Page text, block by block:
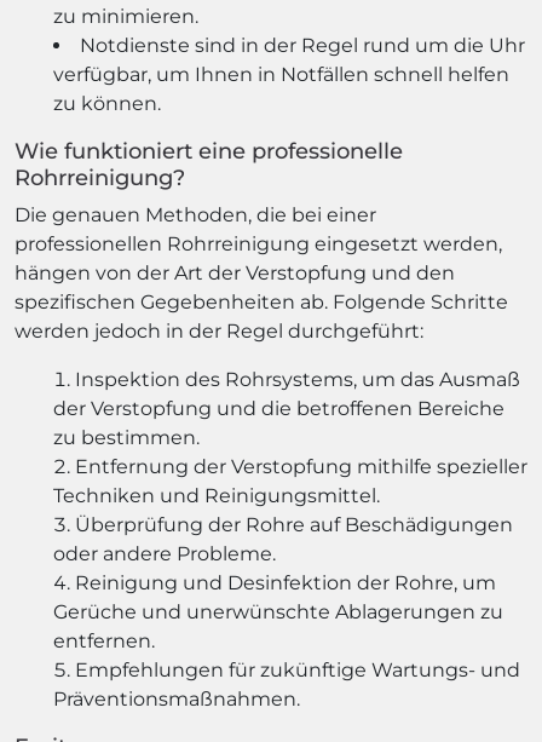
zu minimieren.
Notdienste sind in der Regel rund um die Uhr
verfügbar, um Ihnen in Notfällen schnell helfen
zu können.
Wie funktioniert eine professionelle
Rohrreinigung?
Die genauen Methoden, die bei einer
professionellen Rohrreinigung eingesetzt werden,
hängen von der Art der Verstopfung und den
spezifischen Gegebenheiten ab. Folgende Schritte
werden jedoch in der Regel durchgeführt:
Inspektion des Rohrsystems, um das Ausmaß
der Verstopfung und die betroffenen Bereiche
zu bestimmen.
Entfernung der Verstopfung mithilfe spezieller
Techniken und Reinigungsmittel.
Überprüfung der Rohre auf Beschädigungen
oder andere Probleme.
Reinigung und Desinfektion der Rohre, um
Gerüche und unerwünschte Ablagerungen zu
entfernen.
Empfehlungen für zukünftige Wartungs- und
Präventionsmaßnahmen.